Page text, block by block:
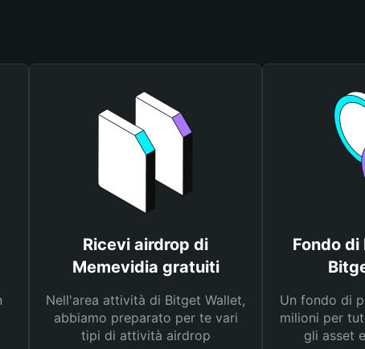
Ricevi airdrop di
Memevidia gratuiti
Nell'area attività di Bitget Wallet,
abbiamo preparato per te vari
tipi di attività airdrop
Fondo di
Un fondo di
milioni per
gli asset